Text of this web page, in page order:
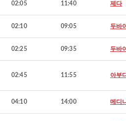
02:05 11:40 제다
02:10 09:05 두바
02:25 09:35 두바
02:45 11:55 아부
04:10 14:00 메디